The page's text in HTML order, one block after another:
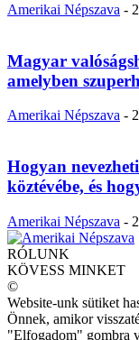
Amerikai Népszava -
Magyar
amelyben
Amerikai Népszava -
Hogyan
köztévébe, és
Amerikai Népszava -
RÓLUNK
KÖVESS MINKET
©
Website-unk sütiket
Önnek, amikor
"Elfogadom" gombra